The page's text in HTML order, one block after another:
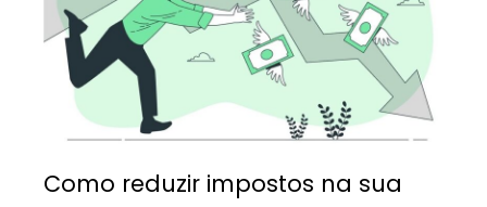
Como reduzir impostos na sua